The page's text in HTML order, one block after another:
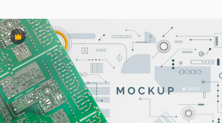
Premium